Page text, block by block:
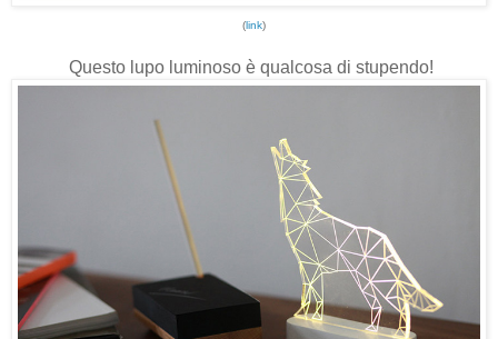
(link)
Questo lupo luminoso è qualcosa di stupendo!